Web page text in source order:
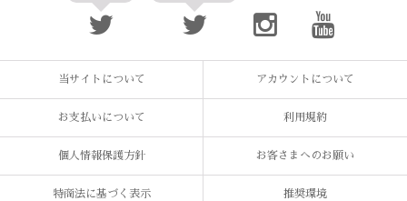
当サイトについて アカウントについて
お支払いについて 利用規約
個人情報保護方針 お客さまへのお願い
特商法に基づく表示 推奨環境